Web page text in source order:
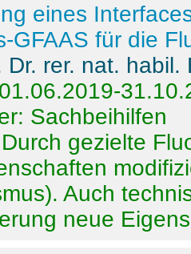
eines
GFAAS für die
Dr. rer. nat.
Sachbeihilfen
Durch gezielte
Auch
neue